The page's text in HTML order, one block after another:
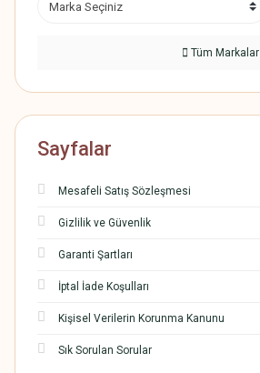
Tüm Markalar
Sayfalar
Mesafeli Satış Sözleşmesi
Gizlilik ve Güvenlik
Garanti Şartları
İptal İade Koşulları
Kişisel Verilerin Korunma Kanunu
Sık Sorulan Sorular